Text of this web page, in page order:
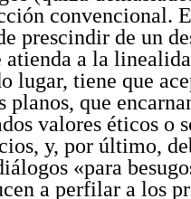
convencional.
prescindir de un
atienda a la
lugar, tiene que
planos, que
valores éticos o
y, por último,
«para
a perfilar a los